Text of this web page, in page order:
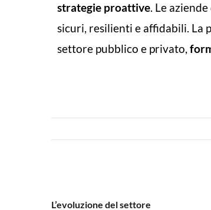
strategie proattive. Le
sicuri, resilienti e affidabili. La
settore pubblico e privato,
L’evoluzione del settore